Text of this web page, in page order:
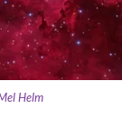
Helm